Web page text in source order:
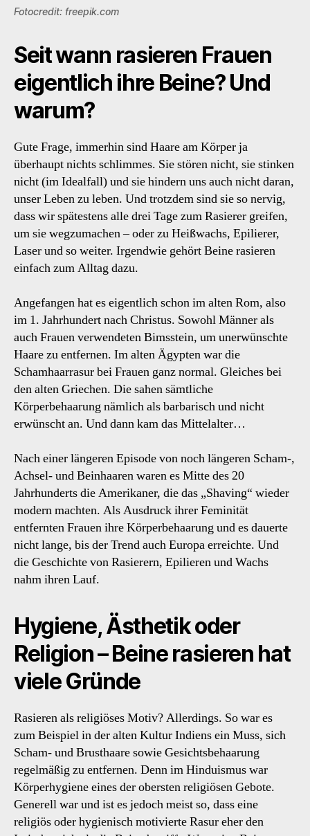
Fotocredit: freepik.com
Seit wann rasieren Frauen
eigentlich ihre Beine? Und
warum?
Gute Frage, immerhin sind Haare am Körper ja
überhaupt nichts schlimmes. Sie stören nicht, sie stinken
nicht (im Idealfall) und sie hindern uns auch nicht daran,
unser Leben zu leben. Und trotzdem sind sie so nervig,
dass wir spätestens alle drei Tage zum Rasierer greifen,
um sie wegzumachen – oder zu Heißwachs, Epilierer,
Laser und so weiter. Irgendwie gehört Beine rasieren
einfach zum Alltag dazu.
Angefangen hat es eigentlich schon im alten Rom, also
im 1. Jahrhundert nach Christus. Sowohl Männer als
auch Frauen verwendeten Bimsstein, um unerwünschte
Haare zu entfernen. Im alten Ägypten war die
Schamhaarrasur bei Frauen ganz normal. Gleiches bei
den alten Griechen. Die sahen sämtliche
Körperbehaarung nämlich als barbarisch und nicht
erwünscht an. Und dann kam das Mittelalter…
Nach einer längeren Episode von noch längeren Scham-,
Achsel- und Beinhaaren waren es Mitte des 20
Jahrhunderts die Amerikaner, die das „Shaving“ wieder
modern machten. Als Ausdruck ihrer Feminität
entfernten Frauen ihre Körperbehaarung und es dauerte
nicht lange, bis der Trend auch Europa erreichte. Und
die Geschichte von Rasierern, Epilieren und Wachs
nahm ihren Lauf.
Hygiene, Ästhetik oder
Religion – Beine rasieren hat
viele Gründe
Rasieren als religiöses Motiv? Allerdings. So war es
zum Beispiel in der alten Kultur Indiens ein Muss, sich
Scham- und Brusthaare sowie Gesichtsbehaarung
regelmäßig zu entfernen. Denn im Hinduismus war
Körperhygiene eines der obersten religiösen Gebote.
Generell war und ist es jedoch meist so, dass eine
religiös oder hygienisch motivierte Rasur eher den